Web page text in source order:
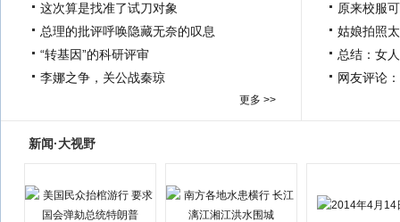
这次算是找准了试刀对象
总理的批评呼唤隐藏无奈的叹息
“转基因”的科研评审
李娜之争，关公战秦琼
更多 >>
原来校服
姑娘拍照
总结：女
网友评论
新闻·大视野